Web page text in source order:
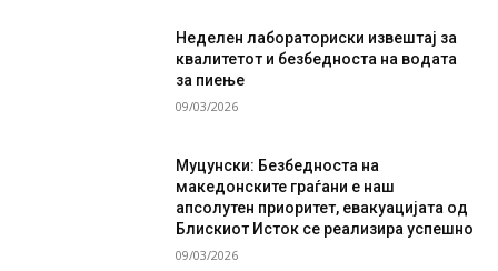
Неделен лабораториски извештај за
квалитетот и безбедноста на водата
за пиење
09/03/2026
Муцунски: Безбедноста на
македонските граѓани е наш
апсолутен приоритет, евакуацијата од
Блискиот Исток се реализира успешно
09/03/2026